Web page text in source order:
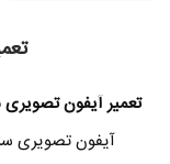
تعمیر آیفون
آیفون تصویری